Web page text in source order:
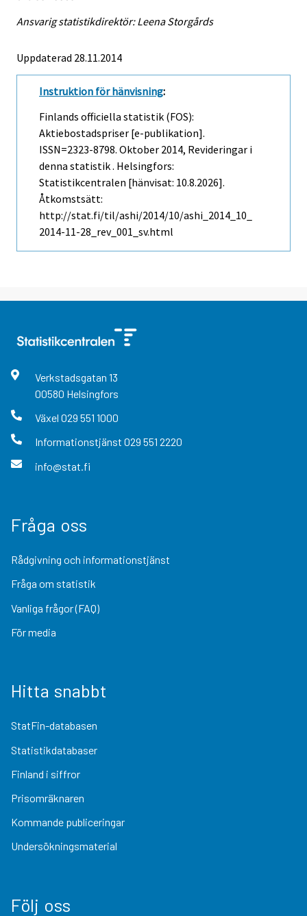
Ansvarig statistikdirektör: Leena Storgårds
Uppdaterad 28.11.2014
Instruktion för hänvisning:
Finlands officiella statistik (FOS):
Aktiebostadspriser [e-publikation].
ISSN=2323-8798. Oktober 2014, Revideringar i
denna statistik . Helsingfors:
Statistikcentralen [hänvisat: 10.8.2026].
Åtkomstsätt:
http://stat.fi/til/ashi/2014/10/ashi_2014_10_
2014-11-28_rev_001_sv.html
Verkstadsgatan 13
00580 Helsingfors
Växel 029 551 1000
Informationstjänst 029 551 2220
info@stat.fi
Fråga oss
Rådgivning och informationstjänst
Fråga om statistik
Vanliga frågor (FAQ)
För media
Hitta snabbt
StatFin-databasen
Statistikdatabaser
Finland i siffror
Prisomräknaren
Kommande publiceringar
Undersökningsmaterial
Följ oss